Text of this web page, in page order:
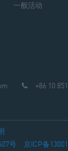
一般活动
+86 10
号
京ICP备